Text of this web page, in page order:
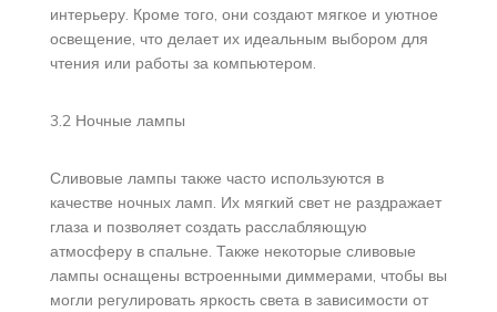
интерьеру. Кроме того, они создают мягкое и уютное
освещение, что делает их идеальным выбором для
чтения или работы за компьютером.
3.2 Ночные лампы
Сливовые лампы также часто используются в
качестве ночных ламп. Их мягкий свет не раздражает
глаза и позволяет создать расслабляющую
атмосферу в спальне. Также некоторые сливовые
лампы оснащены встроенными диммерами, чтобы вы
могли регулировать яркость света в зависимости от